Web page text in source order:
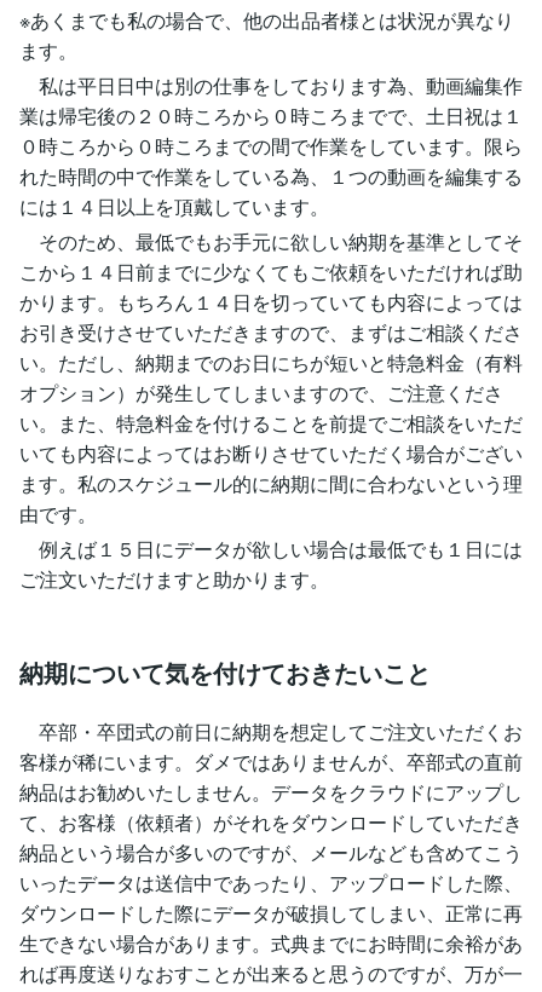
※あくまでも私の場合で、他の出品者様とは状況が異なり
ます。
私は平日日中は別の仕事をしております為、動画編集作
業は帰宅後の２０時ころから０時ころまでで、土日祝は１
０時ころから０時ころまでの間で作業をしています。限ら
れた時間の中で作業をしている為、１つの動画を編集する
には１４日以上を頂戴しています。
そのため、最低でもお手元に欲しい納期を基準としてそ
こから１４日前までに少なくてもご依頼をいただければ助
かります。もちろん１４日を切っていても内容によっては
お引き受けさせていただきますので、まずはご相談くださ
い。ただし、納期までのお日にちが短いと特急料金（有料
オプション）が発生してしまいますので、ご注意くださ
い。また、特急料金を付けることを前提でご相談をいただ
いても内容によってはお断りさせていただく場合がござい
ます。私のスケジュール的に納期に間に合わないという理
由です。
例えば１５日にデータが欲しい場合は最低でも１日には
ご注文いただけますと助かります。
納期について気を付けておきたいこと
卒部・卒団式の前日に納期を想定してご注文いただくお
客様が稀にいます。ダメではありませんが、卒部式の直前
納品はお勧めいたしません。データをクラウドにアップし
て、お客様（依頼者）がそれをダウンロードしていただき
納品という場合が多いのですが、メールなども含めてこう
いったデータは送信中であったり、アップロードした際、
ダウンロードした際にデータが破損してしまい、正常に再
生できない場合があります。式典までにお時間に余裕があ
れば再度送りなおすことが出来ると思うのですが、万が一